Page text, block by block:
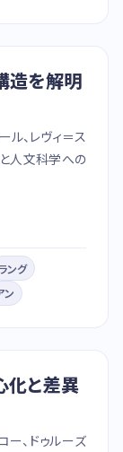
造を解明
、レヴィ＝ス
人文科学への
ング
ン
化と差異
、ドゥルーズ